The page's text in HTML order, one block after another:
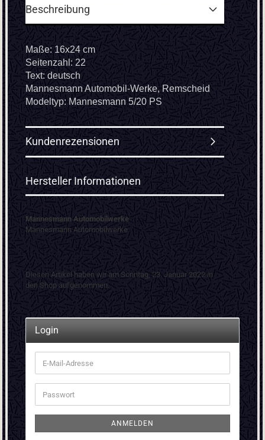
Beschreibung
Maße: 16x24 cm
Seitenzahl: 22
Text: deutsch
Mannesmann Automobil-Werke, Remscheid
Modeltyp: Mannesmann 5/20 PS
Kundenrezensionen
Hersteller Informationen
Mannesmann Automobilwerke
Mannesmann Automobilwerke
Diesen Artikel haben wir am Sonntag, 23. Januar 2022 in
den Shop aufgenommen.
Login
E-
Mail-
Adresse
Passwort
ANMELDEN